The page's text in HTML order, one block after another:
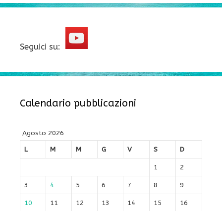
Seguici su:
Calendario pubblicazioni
Agosto 2026
L
M M G V S D
1 2
3 4 5 6 7 8 9
10 11 12 13 14 15 16